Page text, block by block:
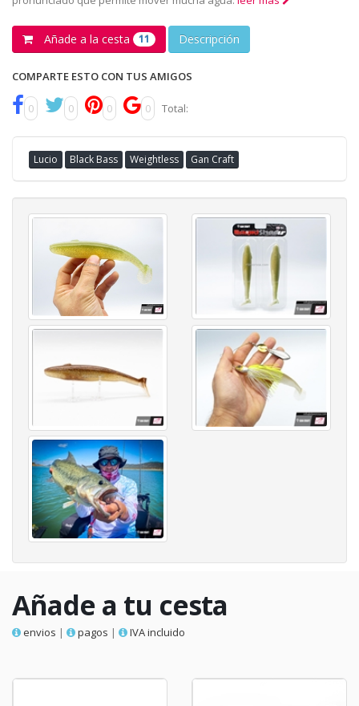
Añade a la cesta 11 Descripción
COMPARTE ESTO CON TUS AMIGOS
0 0 0 0 Total:
Lucio Black Bass Weightless Gan Craft
Añade a tu cesta
envios | pagos | IVA incluido